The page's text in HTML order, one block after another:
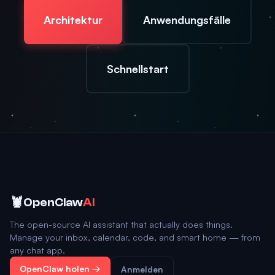
Architektur Anwendungsfälle
Schnellstart
🦞OpenClawAI
The open-source AI assistant that actually does things.
Manage your inbox, calendar, code, and smart home — from
any chat app.
OpenClaw holen → Anmelden